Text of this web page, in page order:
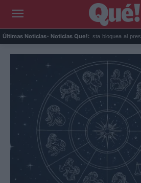
Últimas Noticias- Noticias Que!:
Swift y Trump: la artista bloquea al presid...